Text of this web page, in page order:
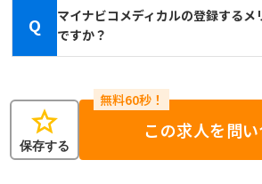
Q
マイナビコメディカルの登録するメ
ですか？
star
保存する
この求人を問